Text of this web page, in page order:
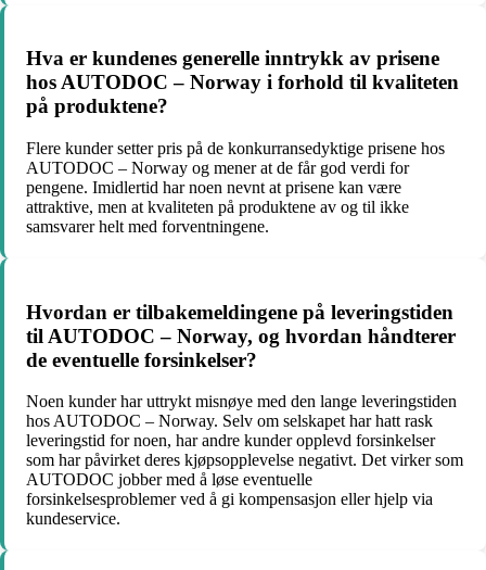
Hva er kundenes generelle inntrykk av prisene
hos AUTODOC – Norway i forhold til kvaliteten
på produktene?
Flere kunder setter pris på de konkurransedyktige prisene hos
AUTODOC – Norway og mener at de får god verdi for
pengene. Imidlertid har noen nevnt at prisene kan være
attraktive, men at kvaliteten på produktene av og til ikke
samsvarer helt med forventningene.
Hvordan er tilbakemeldingene på leveringstiden
til AUTODOC – Norway, og hvordan håndterer
de eventuelle forsinkelser?
Noen kunder har uttrykt misnøye med den lange leveringstiden
hos AUTODOC – Norway. Selv om selskapet har hatt rask
leveringstid for noen, har andre kunder opplevd forsinkelser
som har påvirket deres kjøpsopplevelse negativt. Det virker som
AUTODOC jobber med å løse eventuelle
forsinkelsesproblemer ved å gi kompensasjon eller hjelp via
kundeservice.